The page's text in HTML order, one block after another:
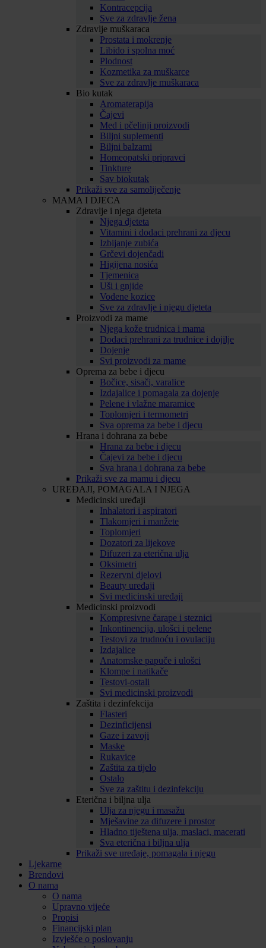
Kontracepcija
Sve za zdravlje žena
Zdravlje muškaraca
Prostata i mokrenje
Libido i spolna moć
Plodnost
Kozmetika za muškarce
Sve za zdravlje muškaraca
Bio kutak
Aromaterapija
Čajevi
Med i pčelinji proizvodi
Biljni suplementi
Biljni balzami
Homeopatski pripravci
Tinkture
Sav biokutak
Prikaži sve za samoliječenje
MAMA I DJECA
Zdravlje i njega djeteta
Njega djeteta
Vitamini i dodaci prehrani za djecu
Izbijanje zubića
Grčevi dojenčadi
Higijena nosića
Tjemenica
Uši i gnjide
Vodene kozice
Sve za zdravlje i njegu djeteta
Proizvodi za mame
Njega kože trudnica i mama
Dodaci prehrani za trudnice i dojilje
Dojenje
Svi proizvodi za mame
Oprema za bebe i djecu
Bočice, sisači, varalice
Izdajalice i pomagala za dojenje
Pelene i vlažne maramice
Toplomjeri i termometri
Sva oprema za bebe i djecu
Hrana i dohrana za bebe
Hrana za bebe i djecu
Čajevi za bebe i djecu
Sva hrana i dohrana za bebe
Prikaži sve za mamu i djecu
UREĐAJI, POMAGALA I NJEGA
Medicinski uređaji
Inhalatori i aspiratori
Tlakomjeri i manžete
Toplomjeri
Dozatori za lijekove
Difuzeri za eterična ulja
Oksimetri
Rezervni djelovi
Beauty uređaji
Svi medicinski uređaji
Medicinski proizvodi
Kompresivne čarape i steznici
Inkontinencija, ulošci i pelene
Testovi za trudnoću i ovulaciju
Izdajalice
Anatomske papuče i ulošci
Klompe i natikače
Testovi-ostali
Svi medicinski proizvodi
Zaštita i dezinfekcija
Flasteri
Dezinficijensi
Gaze i zavoji
Maske
Rukavice
Zaštita za tijelo
Ostalo
Sve za zaštitu i dezinfekciju
Eterična i biljna ulja
Ulja za njegu i masažu
Mješavine za difuzere i prostor
Hladno tiještena ulja, maslaci, macerati
Sva eterična i biljna ulja
Prikaži sve uređaje, pomagala i njegu
Ljekarne
Brendovi
O nama
O nama
Upravno vijeće
Propisi
Financijski plan
Izvješće o poslovanju